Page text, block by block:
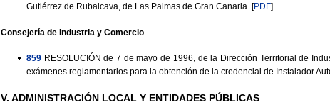
Gutiérrez de Rubalcava, de Las Palmas de Gran Canaria. [PDF]
Consejería de Industria y Comercio
859 RESOLUCIÓN de 7 de mayo de 1996, de la Dirección Territorial de
exámenes reglamentarios para la obtención de la credencial de Instalador
V. ADMINISTRACIÓN LOCAL Y ENTIDADES PÚBLICAS